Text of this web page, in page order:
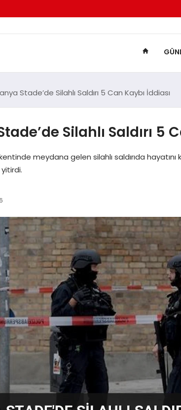
Stade’de Silahlı Saldırı 5 Can Kaybı İddiası
Silahlı Saldırı 5
meydana gelen silahlı saldırıda